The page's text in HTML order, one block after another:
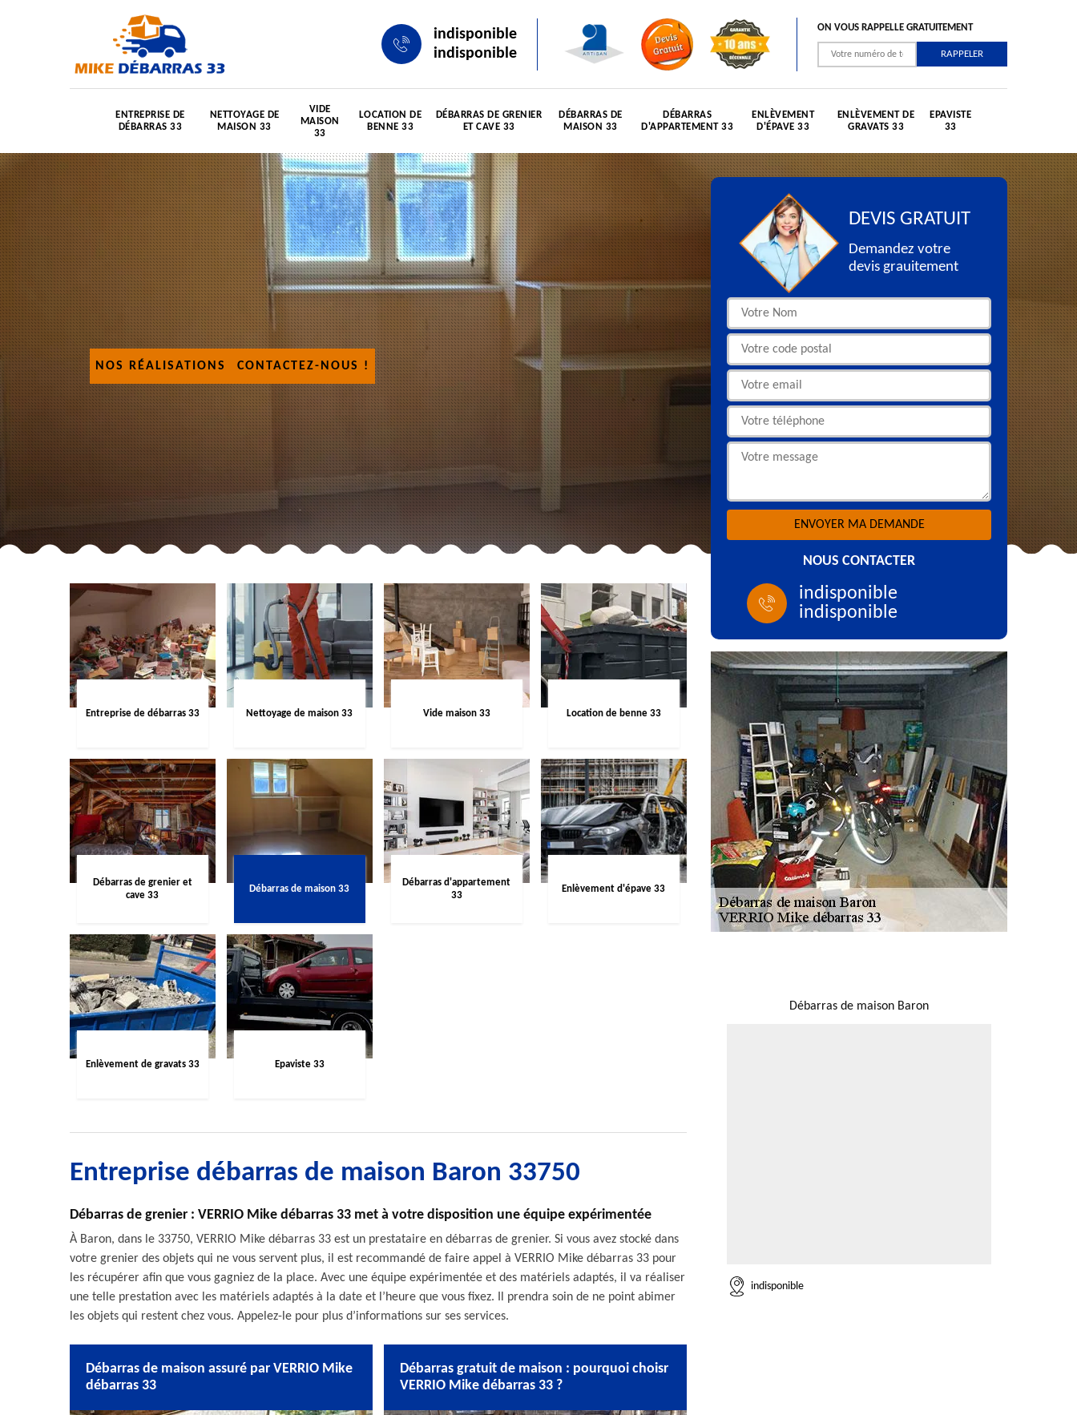
indisponible
indisponible
ON VOUS RAPPELLE GRATUITEMENT
ENTREPRISE DE
DÉBARRAS 33
NETTOYAGE DE
MAISON 33
VIDE
MAISON
33
LOCATION DE
BENNE 33
DÉBARRAS DE GRENIER
ET CAVE 33
DÉBARRAS DE
MAISON 33
DÉBARRAS
D'APPARTEMENT 33
ENLÈVEMENT
D'ÉPAVE 33
ENLÈVEMENT DE
GRAVATS 33
EPAVISTE
33
NOS RÉALISATIONS CONTACTEZ-NOUS !
Entreprise de débarras 33 Nettoyage de maison 33 Vide maison 33 Location de benne 33
Débarras de grenier et
cave 33
Débarras de maison 33
Débarras d'appartement
33
Enlèvement d'épave 33
Enlèvement de gravats 33 Epaviste 33
Entreprise débarras de maison Baron 33750
Débarras de grenier : VERRIO Mike débarras 33 met à votre disposition une équipe expérimentée
À Baron, dans le 33750, VERRIO Mike débarras 33 est un prestataire en débarras de grenier. Si vous avez stocké dans
votre grenier des objets qui ne vous servent plus, il est recommandé de faire appel à VERRIO Mike débarras 33 pour
les récupérer afin que vous gagniez de la place. Avec une équipe expérimentée et des matériels adaptés, il va réaliser
une telle prestation avec les matériels adaptés à la date et l’heure que vous fixez. Il prendra soin de ne point abimer
les objets qui restent chez vous. Appelez-le pour plus d’informations sur ses services.
Débarras de maison assuré par VERRIO Mike
débarras 33
Débarras gratuit de maison : pourquoi choisr
VERRIO Mike débarras 33 ?
DEVIS GRATUIT
Demandez votre
devis grauitement
NOUS CONTACTER
indisponible
indisponible
Débarras de maison Baron
indisponible